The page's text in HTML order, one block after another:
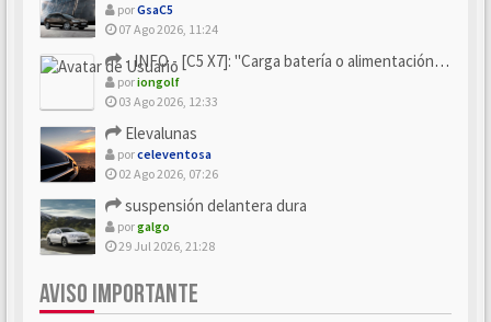
porGsaC5
07 Ago 2026, 11:24
- INFO - [C5 X7]: "Carga batería o alimentación eléctri...
poriongolf
03 Ago 2026, 12:33
Elevalunas
porceleventosa
02 Ago 2026, 07:26
suspensión delantera dura
porgalgo
29 Jul 2026, 21:28
AVISO IMPORTANTE